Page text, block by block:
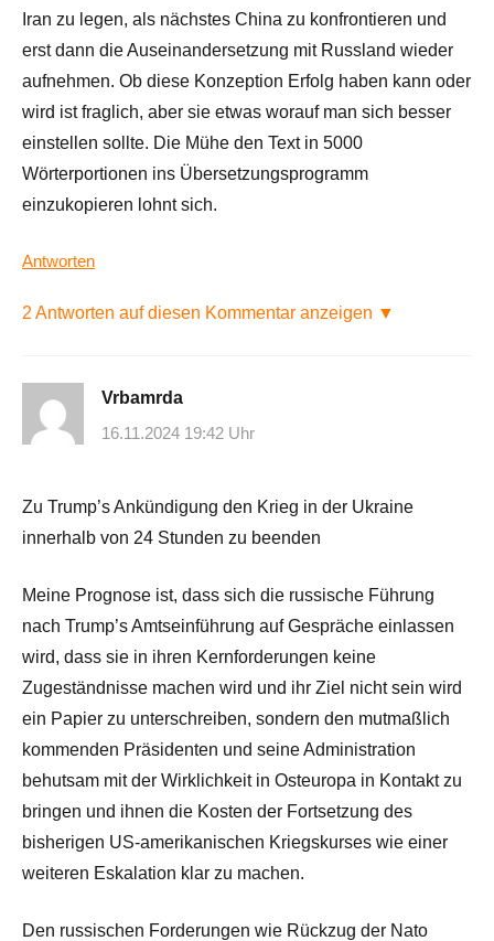
Iran zu legen, als nächstes China zu konfrontieren und
erst dann die Auseinandersetzung mit Russland wieder
aufnehmen. Ob diese Konzeption Erfolg haben kann oder
wird ist fraglich, aber sie etwas worauf man sich besser
einstellen sollte. Die Mühe den Text in 5000
Wörterportionen ins Übersetzungsprogramm
einzukopieren lohnt sich.
Antworten
2 Antworten auf diesen Kommentar anzeigen ▼
Vrbamrda
16.11.2024 19:42 Uhr
Zu Trump’s Ankündigung den Krieg in der Ukraine
innerhalb von 24 Stunden zu beenden
Meine Prognose ist, dass sich die russische Führung
nach Trump’s Amtseinführung auf Gespräche einlassen
wird, dass sie in ihren Kernforderungen keine
Zugeständnisse machen wird und ihr Ziel nicht sein wird
ein Papier zu unterschreiben, sondern den mutmaßlich
kommenden Präsidenten und seine Administration
behutsam mit der Wirklichkeit in Osteuropa in Kontakt zu
bringen und ihnen die Kosten der Fortsetzung des
bisherigen US-amerikanischen Kriegskurses wie einer
weiteren Eskalation klar zu machen.
Den russischen Forderungen wie Rückzug der Nato